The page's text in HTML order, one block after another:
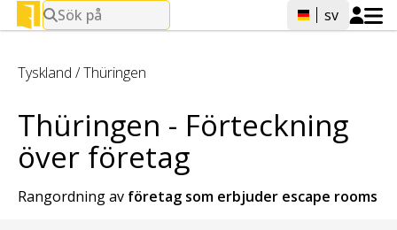
Sök på sv
Tyskland /Thüringen
Thüringen - Förteckning
över företag
Rangordning av företag som erbjuder escape rooms